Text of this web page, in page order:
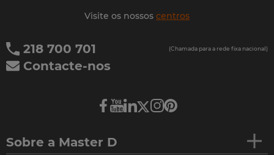
Visite os nossos centros
218 700 701 (Chamada para a rede fixa nacional)
Contacte-nos
Sobre a Master D